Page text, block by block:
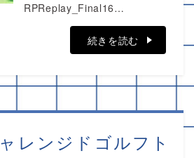
RPReplay_Final16…
続きを読む
レンジドゴルフト